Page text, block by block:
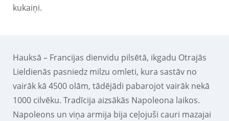
kukaiņi.
Hauksā – Francijas dienvidu pilsētā, ikgadu Otrajās
Lieldienās pasniedz milzu omleti, kura sastāv no
vairāk kā 4500 olām, tādējādi pabarojot vairāk nekā
1000 cilvēku. Tradīcija aizsākās Napoleona laikos.
Napoleons un viņa armija bija ceļojuši cauri mazajai